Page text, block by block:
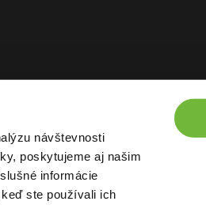
návštevnosti
poskytujeme aj našim
informácie
ste používali ich